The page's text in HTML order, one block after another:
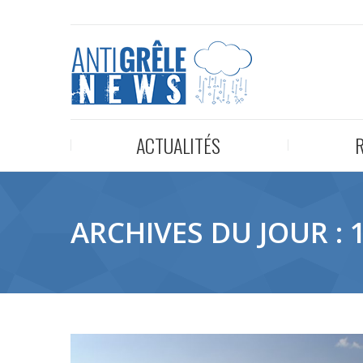
ACTUALITÉS
ARCHIVES DU JOUR :